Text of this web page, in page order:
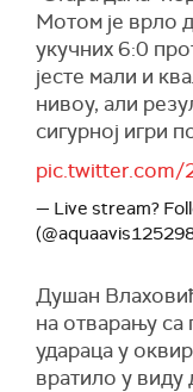
Мотом је врло
укучних 6:0
јесте мали и
нивоу, али
сигурној игри
pic.twitter.com/
— Live stream?
Душан
на отварању
удараца у
вратило у виду